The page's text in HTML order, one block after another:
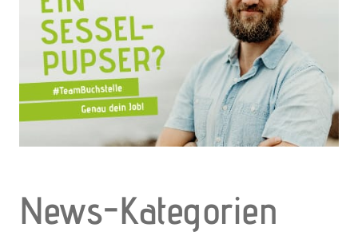
News-Kategorien